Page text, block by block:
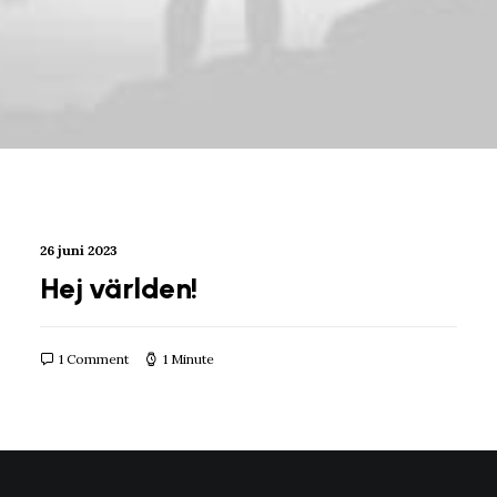
26 juni 2023
Hej världen!
1 Comment 1 Minute